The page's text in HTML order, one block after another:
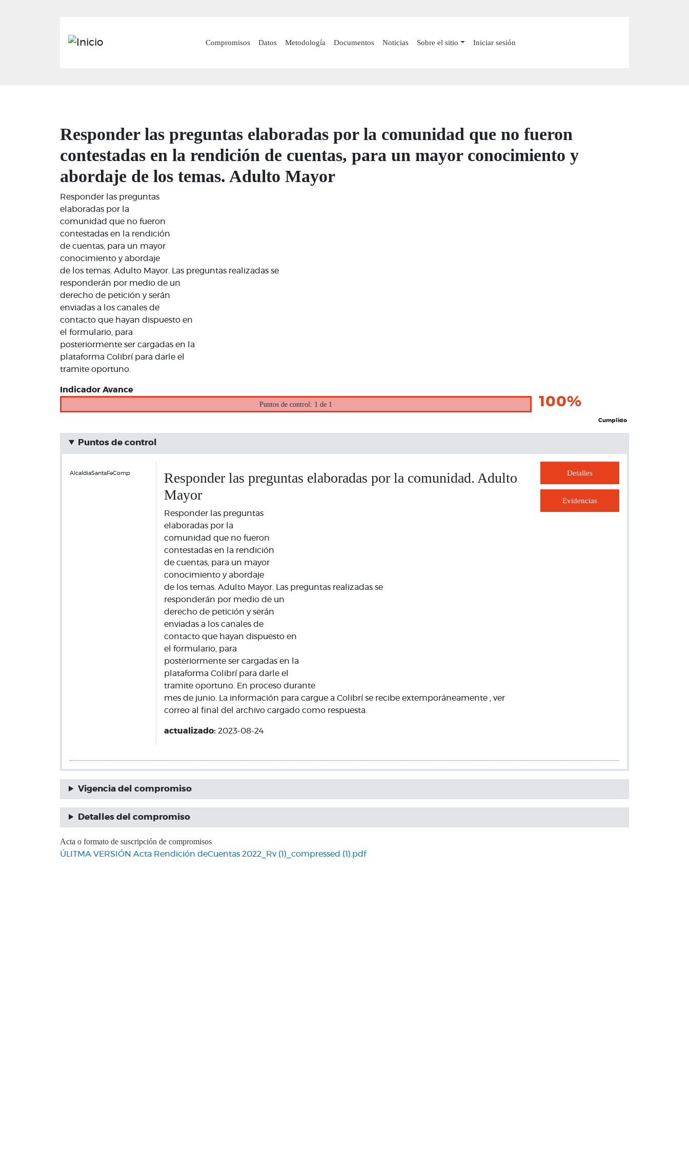
principal
Main navigation
Compromisos Datos Metodología Documentos Noticias Sobre el sitio Iniciar sesión
Responder las preguntas elaboradas por la comunidad que no fueron
contestadas en la rendición de cuentas, para un mayor conocimiento y
abordaje de los temas. Adulto Mayor
Responder las preguntas
elaboradas por la
comunidad que no fueron
contestadas en la rendición
de cuentas, para un mayor
conocimiento y abordaje
de los temas. Adulto Mayor. Las preguntas realizadas se
responderán por medio de un
derecho de petición y serán
enviadas a los canales de
contacto que hayan dispuesto en
el formulario, para
posteriormente ser cargadas en la
plataforma Colibrí para darle el
tramite oportuno.
Indicador Avance
Puntos de control: 1 de 1
100%
Cumplido
Puntos de control
AlcaldiaSantaFeComp
Responder las preguntas elaboradas por la comunidad. Adulto
Mayor
Responder las preguntas
elaboradas por la
comunidad que no fueron
contestadas en la rendición
de cuentas, para un mayor
conocimiento y abordaje
de los temas. Adulto Mayor. Las preguntas realizadas se
responderán por medio de un
derecho de petición y serán
enviadas a los canales de
contacto que hayan dispuesto en
el formulario, para
posteriormente ser cargadas en la
plataforma Colibrí para darle el
tramite oportuno. En proceso durante
mes de junio. La información para cargue a Colibrí se recibe extemporáneamente , ver
correo al final del archivo cargado como respuesta.
actualizado: 2023-08-24
Detalles
Evidencias
Vigencia del compromiso
Detalles del compromiso
Acta o formato de suscripción de compromisos
ÚLITMA VERSIÓN Acta Rendición deCuentas 2022_Rv (1)_compressed (1).pdf